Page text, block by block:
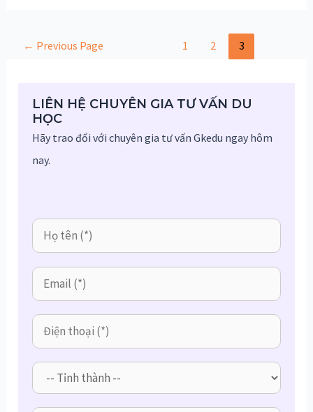
2015
← Previous Page 1 2 3
LIÊN HỆ CHUYÊN GIA TƯ VẤN DU
HỌC
Hãy trao đổi với chuyên gia tư vấn Gkedu ngay hôm
nay.